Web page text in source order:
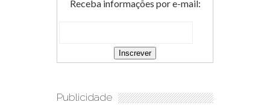
Receba informações por e-mail:
Publicidade